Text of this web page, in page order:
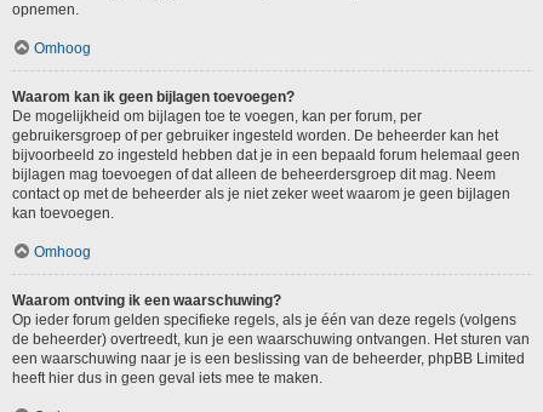
opnemen.
Omhoog
Waarom kan ik geen bijlagen toevoegen?
De mogelijkheid om bijlagen toe te voegen, kan per forum, per
gebruikersgroep of per gebruiker ingesteld worden. De beheerder kan het
bijvoorbeeld zo ingesteld hebben dat je in een bepaald forum helemaal geen
bijlagen mag toevoegen of dat alleen de beheerdersgroep dit mag. Neem
contact op met de beheerder als je niet zeker weet waarom je geen bijlagen
kan toevoegen.
Omhoog
Waarom ontving ik een waarschuwing?
Op ieder forum gelden specifieke regels, als je één van deze regels (volgens
de beheerder) overtreedt, kun je een waarschuwing ontvangen. Het sturen van
een waarschuwing naar je is een beslissing van de beheerder, phpBB Limited
heeft hier dus in geen geval iets mee te maken.